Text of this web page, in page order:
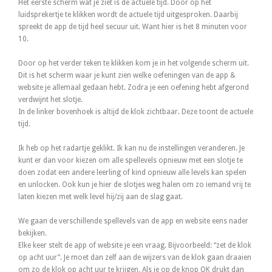
Het eerste scherm wat je ziet is de actuele tijd. Door op het
luidsprekertje te klikken wordt de actuele tijd uitgesproken. Daarbij
spreekt de app de tijd heel secuur uit. Want hier is het 8 minuten voor
10.
Door op het verder teken te klikken kom je in het volgende scherm uit.
Dit is het scherm waar je kunt zien welke oefeningen van de app &
website je allemaal gedaan hebt. Zodra je een oefening hebt afgerond
verdwijnt het slotje.
In de linker bovenhoek is altijd de klok zichtbaar. Deze toont de actuele
tijd.
Ik heb op het radartje geklikt. Ik kan nu de instellingen veranderen. Je
kunt er dan voor kiezen om alle spellevels opnieuw met een slotje te
doen zodat een andere leerling of kind opnieuw alle levels kan spelen
en unlocken. Ook kun je hier de slotjes weg halen om zo iemand vrij te
laten kiezen met welk level hij/zij aan de slag gaat.
We gaan de verschillende spellevels van de app en website eens nader
bekijken.
Elke keer stelt de app of website je een vraag. Bijvoorbeeld: “zet de klok
op acht uur”. Je moet dan zelf aan de wijzers van de klok gaan draaien
om zo de klok op acht uur te krijgen. Als je op de knop OK drukt dan